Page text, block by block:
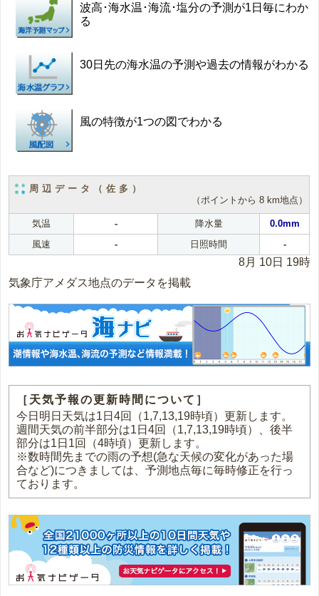
波高･海水温･海流･塩分の予測が1日毎にわか
る
30日先の海水温の予測や過去の情報がわかる
風の特徴が1つの図でわかる
周辺データ（佐多）
（ポイントから 8 km地点）
気温 - 降水量
0.0mm
風速
- 日照時間 -
8月 10日 19時
気象庁アメダス地点のデータを掲載
［天気予報の更新時間について］
今日明日天気は1日4回（1,7,13,19時頃）更新します。
週間天気の前半部分は1日4回（1,7,13,19時頃）、後半
部分は1日1回（4時頃）更新します。
※数時間先までの雨の予想(急な天候の変化があった場
合など)につきましては、予測地点毎に毎時修正を行っ
ております。